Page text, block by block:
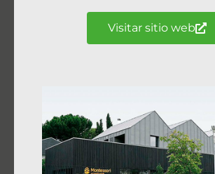
Visitar sitio web